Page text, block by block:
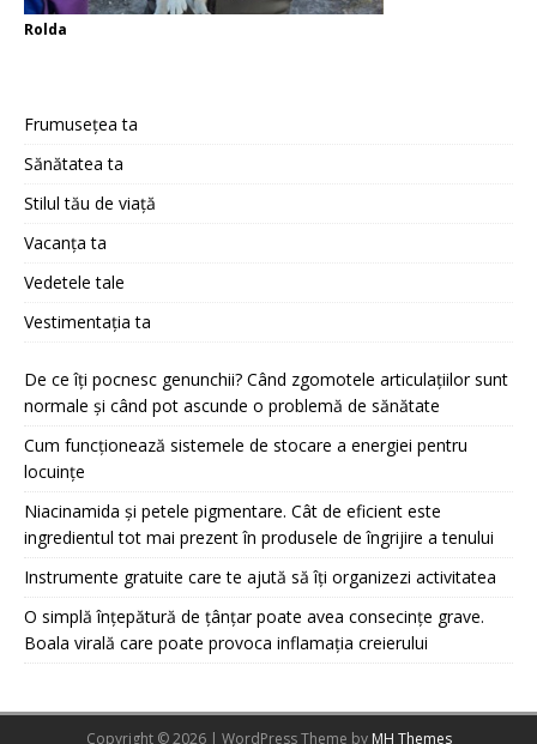
Rolda
Frumusețea ta
Sănătatea ta
Stilul tău de viață
Vacanța ta
Vedetele tale
Vestimentația ta
De ce îți pocnesc genunchii? Când zgomotele articulațiilor sunt
normale și când pot ascunde o problemă de sănătate
Cum funcționează sistemele de stocare a energiei pentru
locuințe
Niacinamida și petele pigmentare. Cât de eficient este
ingredientul tot mai prezent în produsele de îngrijire a tenului
Instrumente gratuite care te ajută să îți organizezi activitatea
O simplă înțepătură de țânțar poate avea consecințe grave.
Boala virală care poate provoca inflamația creierului
Copyright © 2026 | WordPress Theme by MH Themes